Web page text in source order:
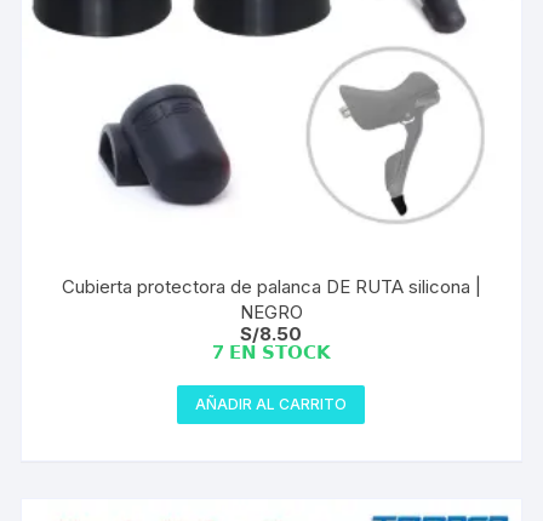
Cubierta protectora de palanca DE RUTA silicona |
NEGRO
S/8.50
7 𝗘𝗡 𝗦𝗧𝗢𝗖𝗞
AÑADIR AL CARRITO